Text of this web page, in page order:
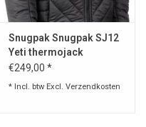
Snugpak Snugpak SJ12
Yeti thermojack
€249,00 *
* Incl. btw Excl. Verzendkosten